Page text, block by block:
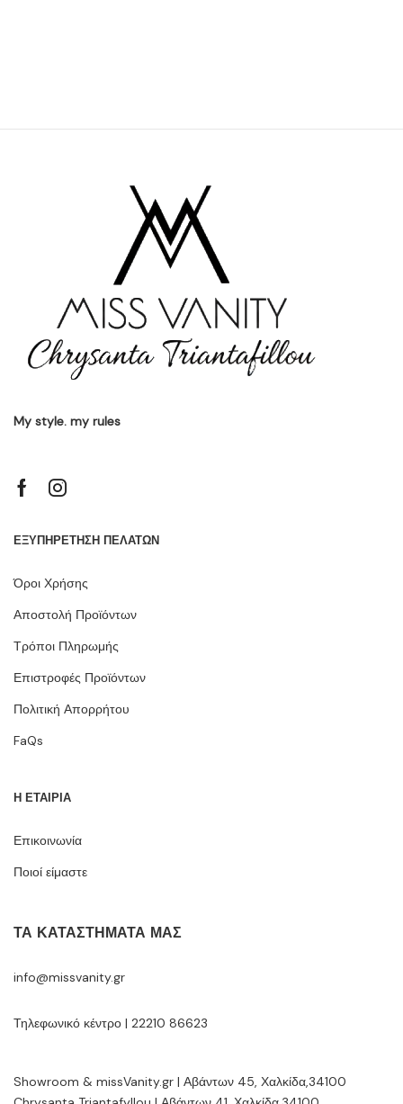
My style. my rules
ΕΞΥΠΗΡΕΤΗΣΗ ΠΕΛΑΤΩΝ
Όροι Χρήσης
Αποστολή Προϊόντων
Τρόποι Πληρωμής
Επιστροφές Προϊόντων
Πολιτική Απορρήτου
FaQs
Η ΕΤΑΙΡΙΑ
Επικοινωνία
Ποιοί είμαστε
ΤΑ ΚΑΤΑΣΤΉΜΑΤΆ ΜΑΣ
info@missvanity.gr
Τηλεφωνικό κέντρο | 22210 86623
Showroom & missVanity.gr | Αβάντων 45, Χαλκίδα,34100